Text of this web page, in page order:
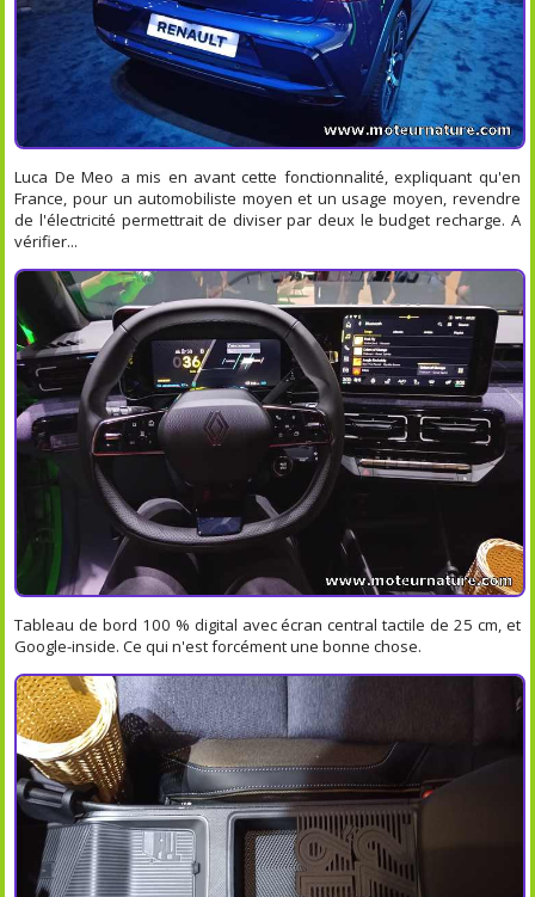
Luca De Meo a mis en avant cette fonctionnalité, expliquant qu'en
France, pour un automobiliste moyen et un usage moyen, revendre
de l'électricité permettrait de diviser par deux le budget recharge. A
vérifier...
Tableau de bord 100 % digital avec écran central tactile de 25 cm, et
Google-inside. Ce qui n'est forcément une bonne chose.